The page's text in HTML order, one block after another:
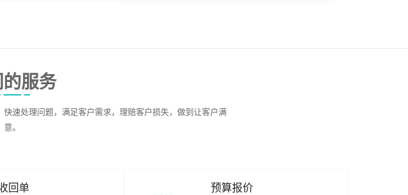
服务
速处理问题，满足客户需求，理赔客户损失，做到让客户满
意。
回单 预算报价